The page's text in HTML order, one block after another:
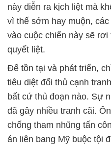
này diễn ra kịch liệt mà
vì thế sớm hay muộn,
vào cuộc chiến này sẽ rơi
quyết liệt.
Để tồn tại và phát triển,
tiêu diệt đối thủ cạnh
bất cứ thủ đoạn nào. Sự
đã gây nhiều tranh cãi.
chống tham nhũng tấn
án liên bang Mỹ buộc tội